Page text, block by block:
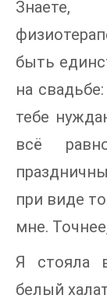
быть
на
тебе
всё
при виде
мне.
Я стояла
белый